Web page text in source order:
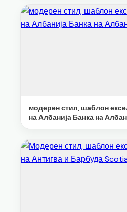
модерен стил, шаблон
на Албанија Банка на